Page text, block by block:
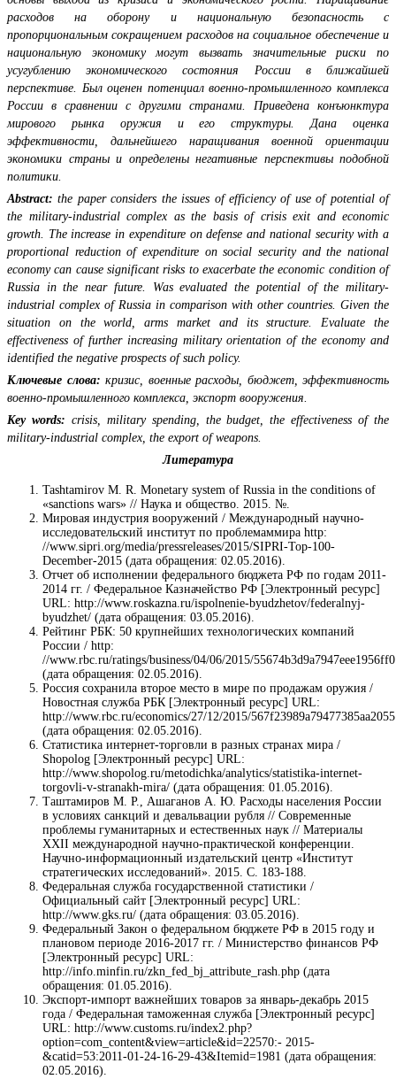
расходов на оборону и национальную безопасность с
пропорциональным сокращением расходов на социальное обеспечение и
национальную экономику могут вызвать значительные риски по
усугублению экономического состояния России в ближайшей
перспективе. Был оценен потенциал военно-промышленного комплекса
России в сравнении с другими странами. Приведена конъюнктура
мирового рынка оружия и его структуры. Дана оценка
эффективности, дальнейшего наращивания военной ориентации
экономики страны и определены негативные перспективы подобной
политики.
Abstract: the paper considers the issues of efficiency of use of potential of
the military-industrial complex as the basis of crisis exit and economic
growth. The increase in expenditure on defense and national security with a
proportional reduction of expenditure on social security and the national
economy can cause significant risks to exacerbate the economic condition of
Russia in the near future. Was evaluated the potential of the military-
industrial complex of Russia in comparison with other countries. Given the
situation on the world, arms market and its structure. Evaluate the
effectiveness of further increasing military orientation of the economy and
identified the negative prospects of such policy.
Ключевые слова: кризис, военные расходы, бюджет, эффективность
военно-промышленного комплекса, экспорт вооружения.
Key words: crisis, military spending, the budget, the effectiveness of the
military-industrial complex, the export of weapons.
Литература
Tashtamirov M. R. Monetary system of Russia in the conditions of
«sanctions wars» // Наука и общество. 2015. №.
Мировая индустрия вооружений / Международный научно-
исследовательский институт по проблемаммира http:
//www.sipri.org/media/pressreleases/2015/SIPRI-Top-100-
December-2015 (дата обращения: 02.05.2016).
Отчет об исполнении федерального бюджета РФ по годам 2011-
2014 гг. / Федеральное Казначейство РФ [Электронный ресурс]
URL: http://www.roskazna.ru/ispolnenie-byudzhetov/federalnyj-
byudzhet/ (дата обращения: 03.05.2016).
Рейтинг РБК: 50 крупнейших технологических компаний
России / http:
//www.rbc.ru/ratings/business/04/06/2015/55674b3d9a7947eee1956ff0
(дата обращения: 02.05.2016).
Россия сохранила второе место в мире по продажам оружия /
Новостная служба РБК [Электронный ресурс] URL:
http://www.rbc.ru/economics/27/12/2015/567f23989a79477385aa2055
(дата обращения: 02.05.2016).
Статистика интернет-торговли в разных странах мира /
Shopolog [Электронный ресурс] URL:
http://www.shopolog.ru/metodichka/analytics/statistika-internet-
torgovli-v-stranakh-mira/ (дата обращения: 01.05.2016).
Таштамиров М. Р., Ашаганов А. Ю. Расходы населения России
в условиях санкций и девальвации рубля // Современные
проблемы гуманитарных и естественных наук // Материалы
XXII международной научно-практической конференции.
Научно-информационный издательский центр «Институт
стратегических исследований». 2015. С. 183-188.
Федеральная служба государственной статистики /
Официальный сайт [Электронный ресурс] URL:
http://www.gks.ru/ (дата обращения: 03.05.2016).
Федеральный Закон о федеральном бюджете РФ в 2015 году и
плановом периоде 2016-2017 гг. / Министерство финансов РФ
[Электронный ресурс] URL:
http://info.minfin.ru/zkn_fed_bj_attribute_rash.php (дата
обращения: 01.05.2016).
Экспорт-импорт важнейших товаров за январь-декабрь 2015
года / Федеральная таможенная служба [Электронный ресурс]
URL: http://www.customs.ru/index2.php?
option=com_content&view=article&id=22570:- 2015-
&catid=53:2011-01-24-16-29-43&Itemid=1981 (дата обращения:
02.05.2016).